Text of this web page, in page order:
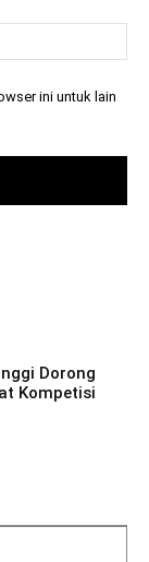
ini untuk lain
Dorong
Kompetisi